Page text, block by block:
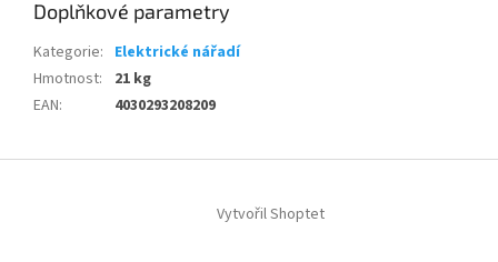
Doplňkové parametry
Kategorie: Elektrické nářadí
Hmotnost:
21 kg
EAN: 4030293208209
Vytvořil Shoptet